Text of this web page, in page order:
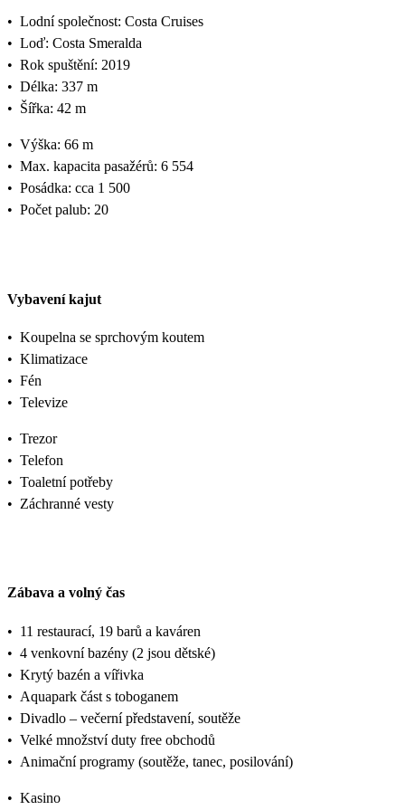
• Lodní společnost: Costa Cruises
• Loď: Costa Smeralda
• Rok spuštění: 2019
• Délka: 337 m
• Šířka: 42 m
• Výška: 66 m
• Max. kapacita pasažérů: 6 554
• Posádka: cca 1 500
• Počet palub: 20
Vybavení kajut
• Koupelna se sprchovým koutem
• Klimatizace
• Fén
• Televize
• Trezor
• Telefon
• Toaletní potřeby
• Záchranné vesty
Zábava a volný čas
• 11 restaurací, 19 barů a kaváren
• 4 venkovní bazény (2 jsou dětské)
• Krytý bazén a vířivka
• Aquapark část s toboganem
• Divadlo – večerní představení, soutěže
• Velké množství duty free obchodů
• Animační programy (soutěže, tanec, posilování)
• Kasino